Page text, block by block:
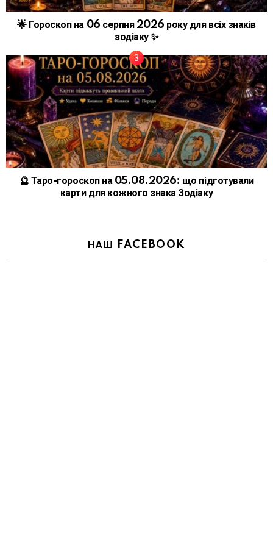
🌟 Гороскоп на 06 серпня 2026 року для всіх знаків
зодіаку ✨
🔮 Таро-гороскоп на 05.08.2026: що підготували
карти для кожного знака Зодіаку
НАШ FACEBOOK